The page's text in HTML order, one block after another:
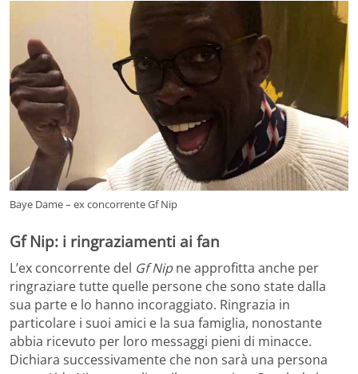
Baye Dame – ex concorrente Gf Nip
Gf Nip: i ringraziamenti ai fan
L’ex concorrente del Gf Nipne approfitta anche per
ringraziare tutte quelle persone che sono state dalla
sua parte e lo hanno incoraggiato. Ringrazia in
particolare i suoi amici e la sua famiglia, nonostante
abbia ricevuto per loro messaggi pieni di minacce.
Dichiara successivamente che non sarà una persona